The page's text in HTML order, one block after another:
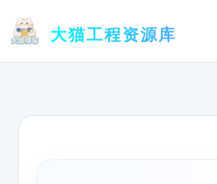
大猫工程资源库